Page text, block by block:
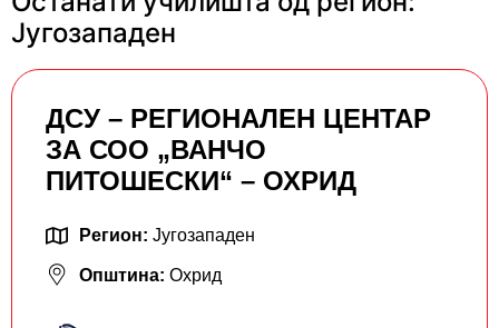
Југозападен
ДСУ – РЕГИОНАЛЕН ЦЕНТАР
ЗА СОО „ВАНЧО
ПИТОШЕСКИ“ – ОХРИД
Регион: Југозападен
Општина: Охрид